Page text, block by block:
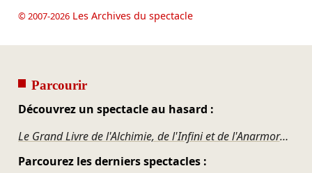
© 2007-2026Les Archives du spectacle
Parcourir
Découvrez un spectacle au hasard :
Le Grand Livre de l'Alchimie, de l'Infini et de l'Anarmorphose
Parcourez les derniers spectacles :